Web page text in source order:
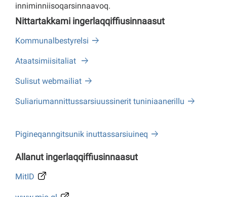
inniminniisoqarsinnaavoq.
Nittartakkami ingerlaqqiffiusinnaasut
Kommunalbestyrelsi
Ataatsimiisitaliat
Sulisut webmailiat
Suliariumannittussarsiuussinerit tuniniaanerillu
Pigineqanngitsunik inuttassarsiuineq
Allanut ingerlaqqiffiusinnaasut
MitID